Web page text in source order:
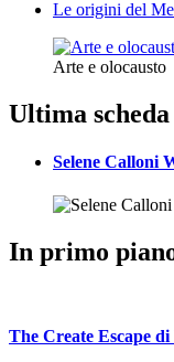
Le origini del
Arte e olocausto
Ultima
Selene Calloni
In primo
The Create Escape